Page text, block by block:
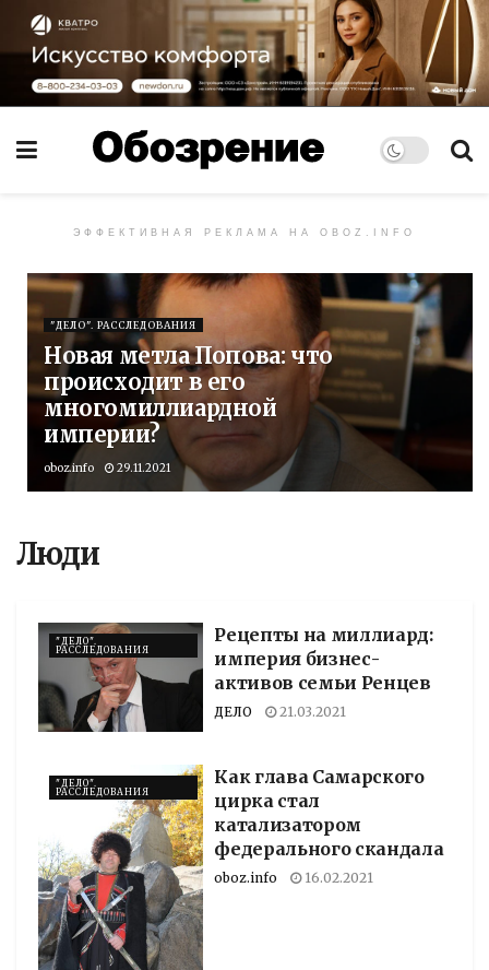
ЭФФЕКТИВНАЯ РЕКЛАМА НА OBOZ.INFO
"ДЕЛО". РАССЛЕДОВАНИЯ
Новая метла Попова: что
происходит в его
многомиллиардной
империи?
oboz.info 29.11.2021
Люди
"ДЕЛО".
РАССЛЕДОВАНИЯ
Рецепты на миллиард:
империя бизнес-
активов семьи Ренцев
ДЕЛО 21.03.2021
"ДЕЛО".
РАССЛЕДОВАНИЯ
Как глава Самарского
цирка стал
катализатором
федерального скандала
oboz.info 16.02.2021